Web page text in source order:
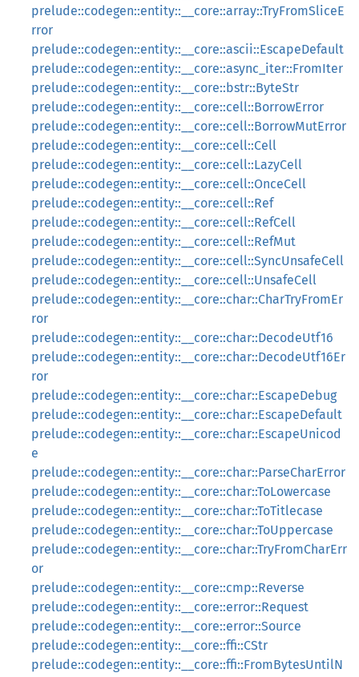
prelude::codegen::entity::__core::array::TryFromSliceE
rror
prelude::codegen::entity::__core::ascii::EscapeDefault
prelude::codegen::entity::__core::async_iter::FromIter
prelude::codegen::entity::__core::bstr::ByteStr
prelude::codegen::entity::__core::cell::BorrowError
prelude::codegen::entity::__core::cell::BorrowMutError
prelude::codegen::entity::__core::cell::Cell
prelude::codegen::entity::__core::cell::LazyCell
prelude::codegen::entity::__core::cell::OnceCell
prelude::codegen::entity::__core::cell::Ref
prelude::codegen::entity::__core::cell::RefCell
prelude::codegen::entity::__core::cell::RefMut
prelude::codegen::entity::__core::cell::SyncUnsafeCell
prelude::codegen::entity::__core::cell::UnsafeCell
prelude::codegen::entity::__core::char::CharTryFromEr
ror
prelude::codegen::entity::__core::char::DecodeUtf16
prelude::codegen::entity::__core::char::DecodeUtf16Er
ror
prelude::codegen::entity::__core::char::EscapeDebug
prelude::codegen::entity::__core::char::EscapeDefault
prelude::codegen::entity::__core::char::EscapeUnicod
e
prelude::codegen::entity::__core::char::ParseCharError
prelude::codegen::entity::__core::char::ToLowercase
prelude::codegen::entity::__core::char::ToTitlecase
prelude::codegen::entity::__core::char::ToUppercase
prelude::codegen::entity::__core::char::TryFromCharErr
or
prelude::codegen::entity::__core::cmp::Reverse
prelude::codegen::entity::__core::error::Request
prelude::codegen::entity::__core::error::Source
prelude::codegen::entity::__core::ffi::CStr
prelude::codegen::entity::__core::ffi::FromBytesUntilN